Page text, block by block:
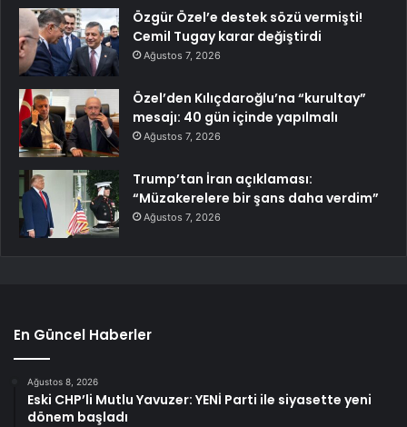
Özgür Özel’e destek sözü vermişti!
Cemil Tugay karar değiştirdi
Ağustos 7, 2026
Özel’den Kılıçdaroğlu’na “kurultay”
mesajı: 40 gün içinde yapılmalı
Ağustos 7, 2026
Trump’tan İran açıklaması:
“Müzakerelere bir şans daha verdim”
Ağustos 7, 2026
En Güncel Haberler
Ağustos 8, 2026
Eski CHP’li Mutlu Yavuzer: YENİ Parti ile siyasette yeni
dönem başladı